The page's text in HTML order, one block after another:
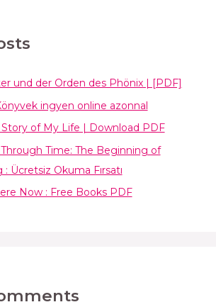
und der Orden des Phönix | [PDF]
ingyen online azonnal
of My Life | Download PDF
Time: The Beginning of
Ücretsiz Okuma Fırsatı
Now : Free Books PDF